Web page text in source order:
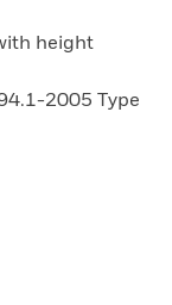
height
2005 Type